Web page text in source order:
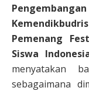
Pemenang
Siswa
menyatakan
sebagaimana